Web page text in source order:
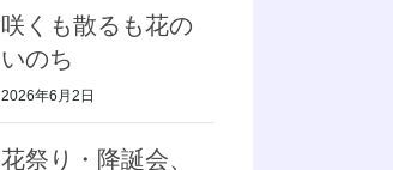
咲くも散るも花の
いのち
2026年6月2日
花祭り・降誕会、